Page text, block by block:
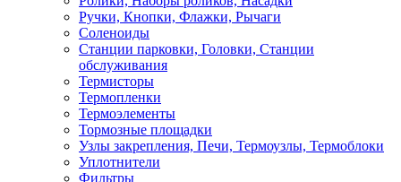
Ручки, Кнопки, Флажки, Рычаги
Соленоиды
Станции парковки, Головки, Станции
обслуживания
Термисторы
Термопленки
Термоэлементы
Тормозные площадки
Узлы закрепления, Печи, Термоузлы, Термоблоки
Уплотнители
Фильтры